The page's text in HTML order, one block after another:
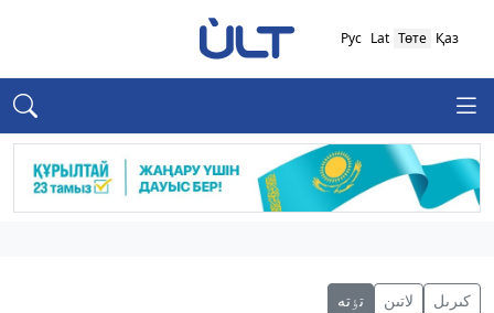
Қаз
Төте
Lat
Рус
كىرىل لاتىن تٶتە